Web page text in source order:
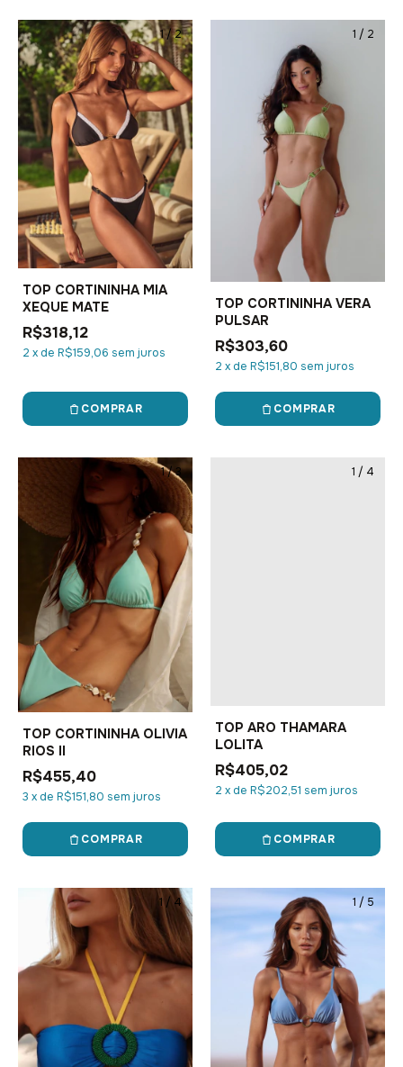
1/2
TOP CORTININHA MIA
XEQUE MATE
R$318,12
2 xde R$159,06 sem juros
COMPRAR
1 / 2
TOP CORTININHA VERA
PULSAR
R$303,60
2 xde R$151,80 sem juros
COMPRAR
1/3
TOP CORTININHA OLIVIA
RIOS II
R$455,40
3 xde R$151,80 sem juros
COMPRAR
1 / 4
TOP ARO THAMARA
LOLITA
R$405,02
2 xde R$202,51 sem juros
COMPRAR
1/ 4 1/ 5